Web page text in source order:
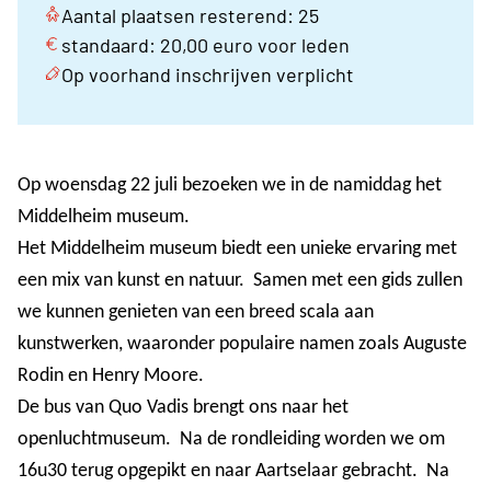
Aantal plaatsen resterend: 25
standaard: 20,00 euro voor leden
Op voorhand inschrijven verplicht
Op woensdag 22 juli bezoeken we in de namiddag het
Middelheim museum.
Het Middelheim museum biedt een unieke ervaring met
een mix van kunst en natuur. Samen met een gids zullen
we kunnen genieten van een breed scala aan
kunstwerken, waaronder populaire namen zoals Auguste
Rodin en Henry Moore.
De bus van Quo Vadis brengt ons naar het
openluchtmuseum. Na de rondleiding worden we om
16u30 terug opgepikt en naar Aartselaar gebracht. Na